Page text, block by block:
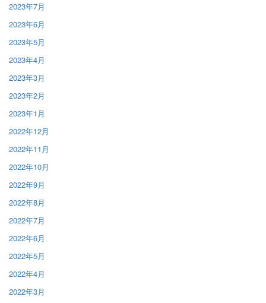
2023年7月
2023年6月
2023年5月
2023年4月
2023年3月
2023年2月
2023年1月
2022年12月
2022年11月
2022年10月
2022年9月
2022年8月
2022年7月
2022年6月
2022年5月
2022年4月
2022年3月